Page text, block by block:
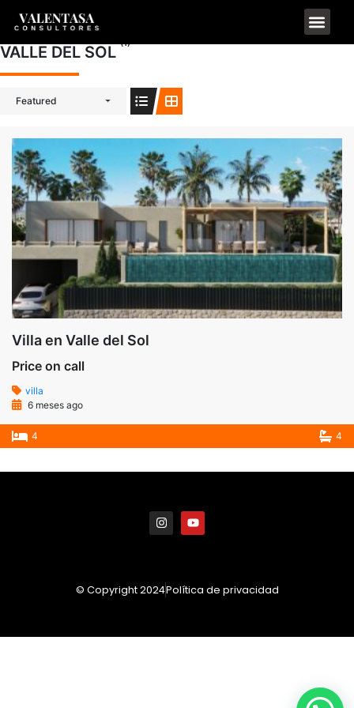
VALLE DEL SOL (1)
Featured
Villa en Valle del Sol
Price on call
villa
6 meses ago
4 4
© Copyright 2024Política de privacidad